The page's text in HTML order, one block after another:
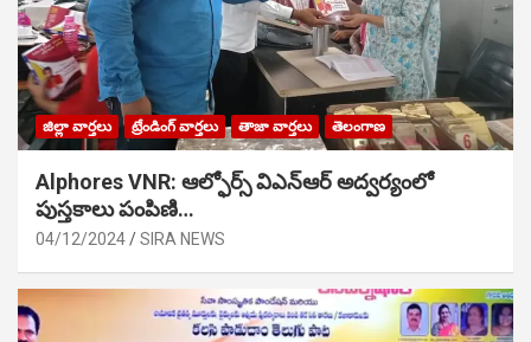
జిల్లా వార్తలు ట్రేండింగ్ వార్తలు తాజా వార్తలు తెలంగాణ
Alphores VNR: ఆల్ఫోర్స్ విఎన్ఆర్ అద్వర్యంలో
పుస్తకాలు పంపిణి…
04/12/2024 SIRA NEWS